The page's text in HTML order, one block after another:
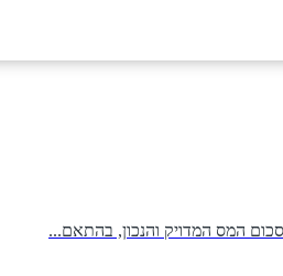
המס המדויק והנכון, בהתאם...